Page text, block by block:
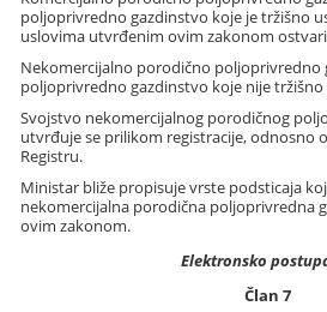
poljoprivredno gazdinstvo koje je tržišno
uslovima utvrđenim ovim zakonom
Nekomercijalno porodično poljoprivredno
poljoprivredno gazdinstvo koje nije
Svojstvo nekomercijalnog porodičnog
utvrđuje se prilikom registracije, odnosno
Registru.
Ministar bliže propisuje vrste podsticaja
nekomercijalna porodična poljoprivredna
ovim zakonom.
Elektronsko
Član 7